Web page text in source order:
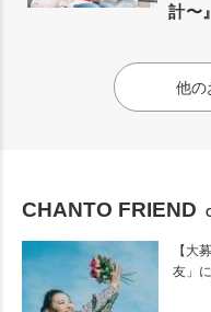
計〜』
他の
CHANTO FRIEND
【大
友」